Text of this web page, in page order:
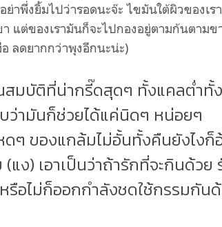
พึ่งยิ้มไปว่ารอดนะจ๊ะ ไขมันใต้ผิวของเร
แต่ของเรามันก็จะไปกองอยู่ตามก้นตามข
ลดยากกว่าพุงอีกนะน่ะ)
มบัติที่น่ากรี๊ดสุดๆ ทั้งแคลต่ำทั้ง
ว่ามันก็ช่วยได้แค่นิดๆ หน่อยๆ
ๆ ของแกล้มไม่อั้นทั้งคืนยังไงก็
ง) เอาเป็นว่าถ้ารักที่จะกินด้วย
อไม่ก็ออกกำลังชดใช้กรรมกัน